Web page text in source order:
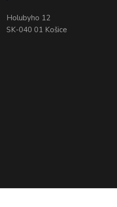
Holubyho 12
SK-040 01 Košice